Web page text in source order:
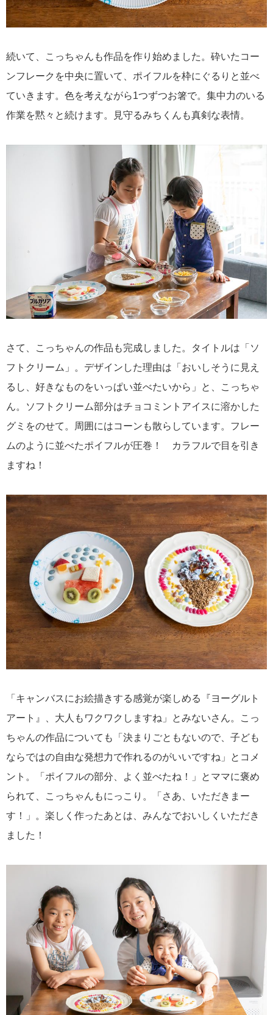
続いて、こっちゃんも作品を作り始めました。砕いたコー
ンフレークを中央に置いて、ポイフルを枠にぐるりと並べ
ていきます。色を考えながら1つずつお箸で。集中力のいる
作業を黙々と続けます。見守るみちくんも真剣な表情。
さて、こっちゃんの作品も完成しました。タイトルは「ソ
フトクリーム」。デザインした理由は「おいしそうに見え
るし、好きなものをいっぱい並べたいから」と、こっちゃ
ん。ソフトクリーム部分はチョコミントアイスに溶かした
グミをのせて。周囲にはコーンも散らしています。フレー
ムのように並べたポイフルが圧巻！ カラフルで目を引き
ますね！
「キャンバスにお絵描きする感覚が楽しめる『ヨーグルト
アート』、大人もワクワクしますね」とみないさん。こっ
ちゃんの作品についても「決まりごともないので、子ども
ならではの自由な発想力で作れるのがいいですね」とコメ
ント。「ポイフルの部分、よく並べたね！」とママに褒め
られて、こっちゃんもにっこり。「さあ、いただきまー
す！」。楽しく作ったあとは、みんなでおいしくいただき
ました！